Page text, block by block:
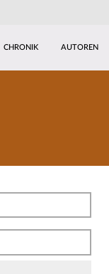
CHRONIK AUTOREN